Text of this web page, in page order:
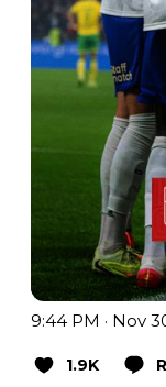
9:44 PM · Nov
1.9K